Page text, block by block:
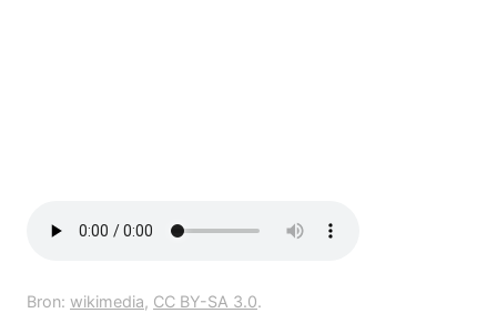
Bron: wikimedia, CC BY-SA 3.0.